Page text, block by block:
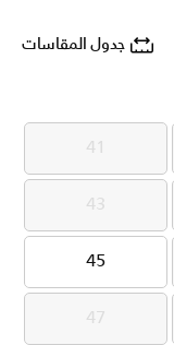
جدول المقاسات
41
41
43
43
45
45
47
47